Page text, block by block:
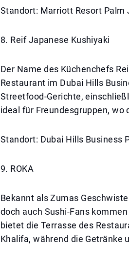
Standort: Marriott Resort Palm
8. Reif Japanese Kushiyaki
Der Name des Küchenchefs
Restaurant im Dubai Hills
Streetfood-Gerichte,
ideal für Freundesgruppen, wo
Standort: Dubai Hills Business
9. ROKA
Bekannt als Zumas
doch auch Sushi-Fans
bietet die Terrasse des
Khalifa, während die Getränke